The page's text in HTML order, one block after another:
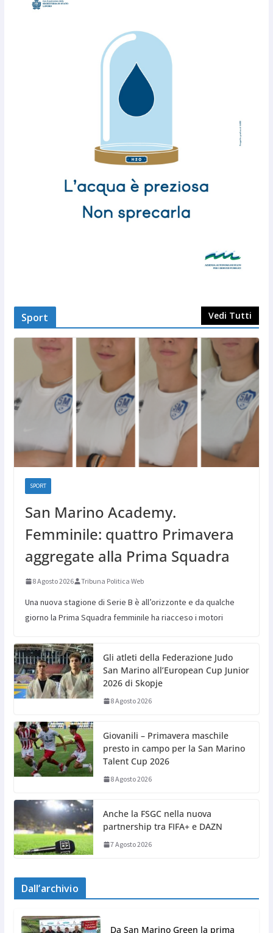
Sport Vedi Tutti
SPORT
San Marino Academy.
Femminile: quattro Primavera
aggregate alla Prima Squadra
8 Agosto 2026 Tribuna Politica Web
Una nuova stagione di Serie B è all’orizzonte e da qualche
giorno la Prima Squadra femminile ha riacceso i motori
Gli atleti della Federazione Judo
San Marino all’European Cup Junior
2026 di Skopje
8 Agosto 2026
Giovanili – Primavera maschile
presto in campo per la San Marino
Talent Cup 2026
8 Agosto 2026
Anche la FSGC nella nuova
partnership tra FIFA+ e DAZN
7 Agosto 2026
Dall’archivio
Da San Marino Green la prima